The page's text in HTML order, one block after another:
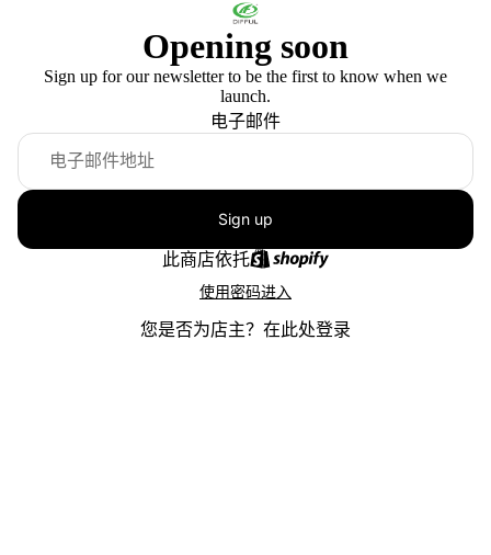
Opening soon
Sign up for our newsletter to be the first to know when we
launch.
电子邮件
Sign up
此商店依托
使用密码进入
您是否为店主？ 在此处登录